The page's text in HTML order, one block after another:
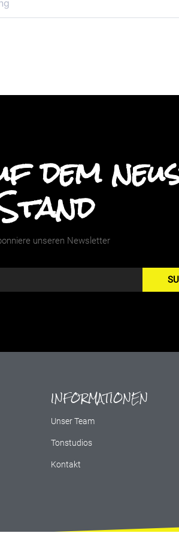
dem
unseren Newsletter
INFORMATIONEN
Unser Team
Tonstudios
Kontakt